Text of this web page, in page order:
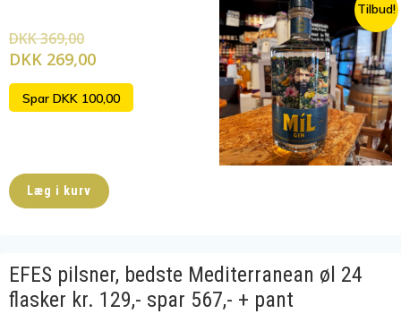
DKK 369,00
DKK 269,00
Spar DKK 100,00
Læg i kurv
Tilbud!
EFES pilsner, bedste Mediterranean øl 24
flasker kr. 129,- spar 567,- + pant